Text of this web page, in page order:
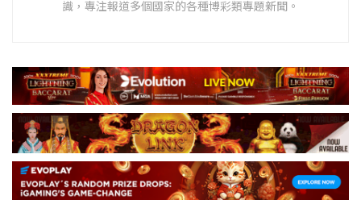
識，專注報道多個國家的各種博彩類專題新聞。